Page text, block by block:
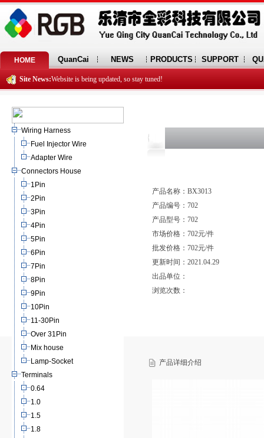
HOME QuanCai NEWS PRODUCTS SUPPORT
Site News:Website is being updated, so stay tuned!
Wiring Harness
Fuel Injector Wire
Adapter Wire
Connectors House
1Pin
2Pin
3Pin
4Pin
5Pin
6Pin
7Pin
8Pin
9Pin
10Pin
11-30Pin
Over 31Pin
Mix house
Lamp-Socket
Terminals
0.64
1.0
1.5
1.8
产品名称：BX3013
产品编号：702
产品型号：702
市场价格：702元/件
批发价格：702元/件
更新时间：2021.04.29
出品单位：
浏览次数：
产品详细介绍